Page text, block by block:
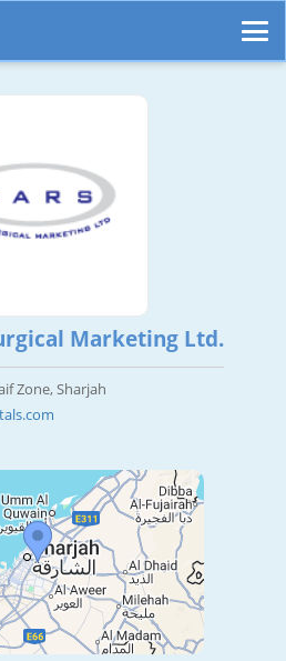
Marketing Ltd.
Zone, Sharjah